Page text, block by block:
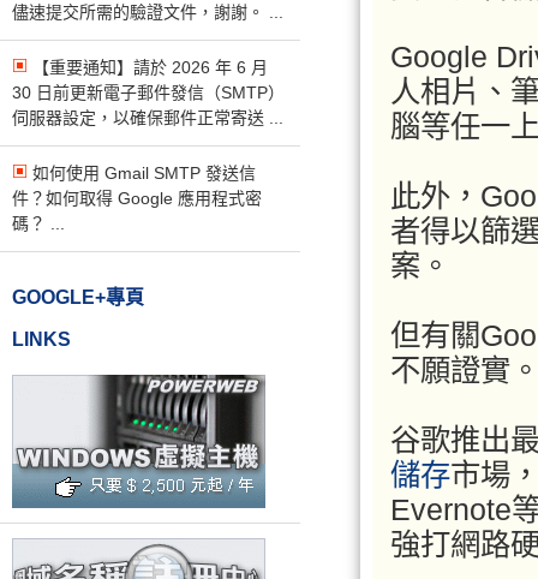
儘速提交所需的驗證文件，謝謝。 ...
【重要通知】請於 2026 年 6 月
30 日前更新電子郵件發信（SMTP）
伺服器設定，以確保郵件正常寄送 ...
如何使用 Gmail SMTP 發送信
件？如何取得 Google 應用程式密
碼？ ...
GOOGLE+專頁
LINKS
Google
人相片、
腦等任一
此外，
者得以篩
案。
但有關
不願證實
谷歌推出
儲存市場
Evernote
強打網路